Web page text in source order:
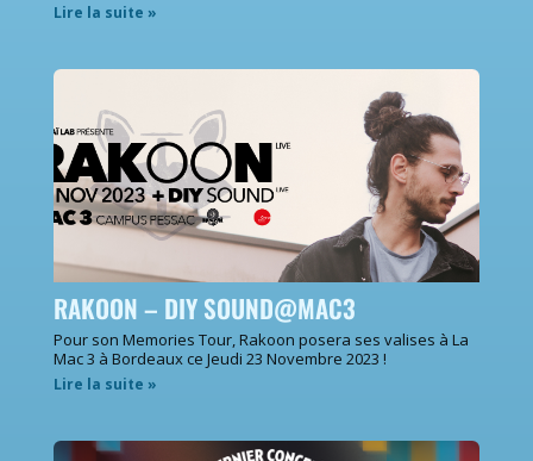
Lire la suite »
RAKOON – DIY SOUND@MAC3
Pour son Memories Tour, Rakoon posera ses valises à La
Mac 3 à Bordeaux ce Jeudi 23 Novembre 2023 !
Lire la suite »